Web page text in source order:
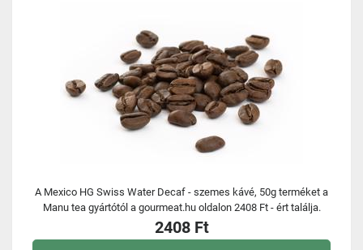
A Mexico HG Swiss Water Decaf - szemes kávé, 50g terméket a
Manu tea gyártótól a gourmeat.hu oldalon 2408 Ft - ért találja.
2408 Ft